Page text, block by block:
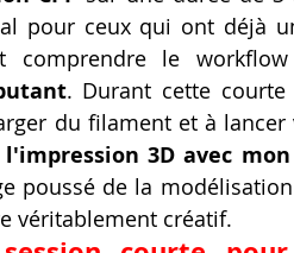
pour ceux qui ont déjà
comprendre le
. Durant cette courte
du filament et à lancer
3D avec mon
poussé de la
véritablement créatif.